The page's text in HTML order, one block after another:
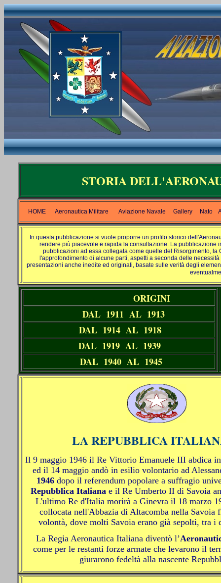
STORIA
HOME Aeronautica Militare Aviazione Navale Gallery Nato
In questa pubblicazione si vuole proporre un profilo storico
rendere più piacevole e rapida la consultazione. La pubblicazione
pubblicazioni ad essa collegata come quelle del Risorgimento,
l'approfondimento di alcune parti, aspetti a seconda delle
presentazioni anche inedite ed originali, basate sulle verità degli
ORIGINI
DAL 1911 AL 1913
DAL 1914 AL 1918
DAL 1919 AL 1939
DAL 1940 AL 1945
LA REPUBBLICA
Il 9 maggio 1946 il Re Vittorio Emanuele III abdica
ed il 14 maggio andò in esilio volontario ad
1946 dopo il referendum popolare a suffragio
Repubblica Italianae il Re Umberto II di Savoia
L'ultimo Re d'Italia morirà a Ginevra il 18 marzo
collocata nell'Abbazia di Altacomba nella Savoia
volontà, dove molti Savoia erano già sepolti, tra i
La Regia Aeronautica Italiana diventò l’
come per le restanti forze armate che levarono il
giurarono fedeltà alla nascente